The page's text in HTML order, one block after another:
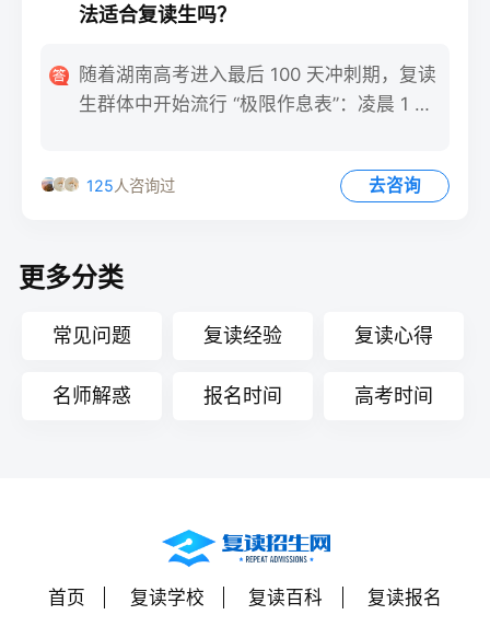
法适合复读生吗？
随着湖南高考进入最后 100 天冲刺期，复读
生群体中开始流行 “极限作息表”：凌晨 1 点
125人咨询过 去咨询
更多分类
常见问题 复读经验 复读心得
名师解惑 报名时间 高考时间
首页 复读学校 复读百科 复读报名